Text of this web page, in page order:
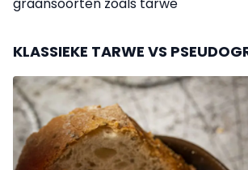
graansoorten zoals tarwe
KLASSIEKE TARWE VS